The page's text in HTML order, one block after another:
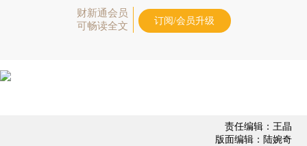
财新通会员
可畅读全文
订阅/会员升级
责任编辑：王晶
版面编辑：陆婉奇